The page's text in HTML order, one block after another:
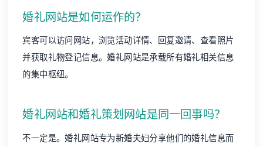
婚礼网站是如何运作的？
宾客可以访问网站，浏览活动详情、回复邀请、查看照片
并获取礼物登记信息。婚礼网站是承载所有婚礼相关信息
的集中枢纽。
婚礼网站和婚礼策划网站是同一回事吗？
不一定是。婚礼网站专为新婚夫妇分享他们的婚礼信息而